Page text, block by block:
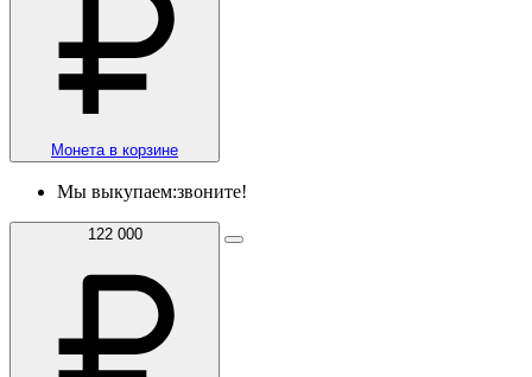
Монета в корзине
Мы выкупаем:звоните!
122 000